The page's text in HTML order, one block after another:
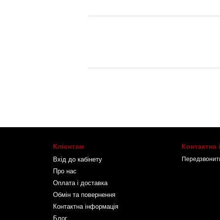
Клієнтам
Вхід до кабінету
Про нас
Оплата і доставка
Обмін та повернення
Контактна інформація
Блог
Контактна